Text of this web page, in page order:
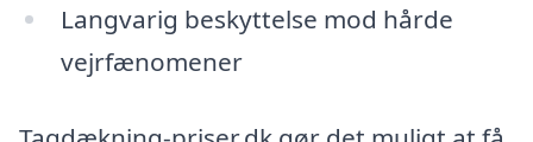
Langvarig beskyttelse mod hårde
vejrfænomener